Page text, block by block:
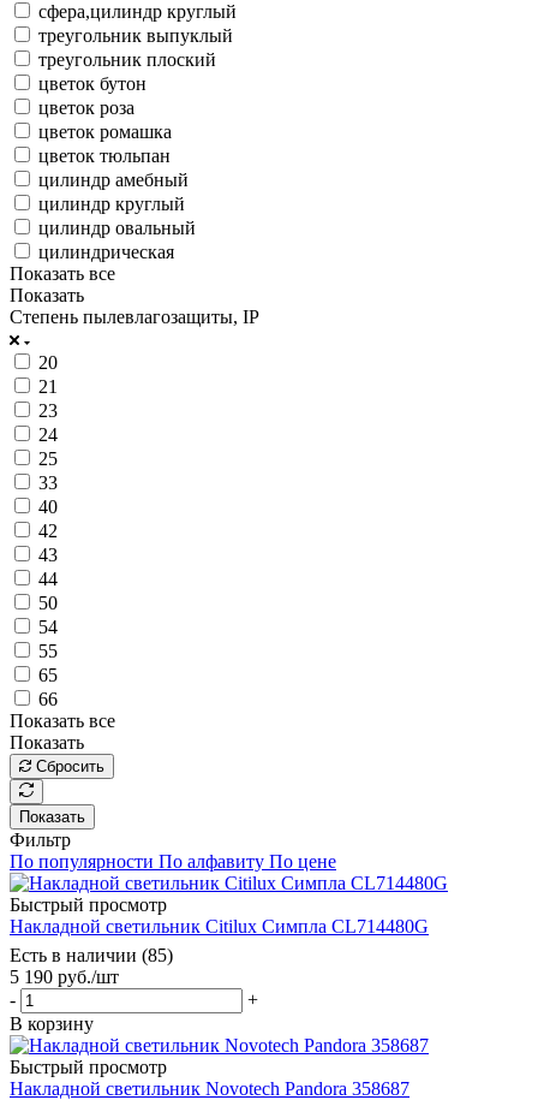
сфера,цилиндр круглый
треугольник выпуклый
треугольник плоский
цветок бутон
цветок роза
цветок ромашка
цветок тюльпан
цилиндр амебный
цилиндр круглый
цилиндр овальный
цилиндрическая
Показать все
Показать
Степень пылевлагозащиты, IP
20
21
23
24
25
33
40
42
43
44
50
54
55
65
66
Показать все
Показать
Сбросить
Показать
Фильтр
По популярности По алфавиту По цене
Быстрый просмотр
Накладной светильник Citilux Симпла CL714480G
Есть в наличии (85)
5 190 руб./шт
-
+
В корзину
Быстрый просмотр
Накладной светильник Novotech Pandora 358687